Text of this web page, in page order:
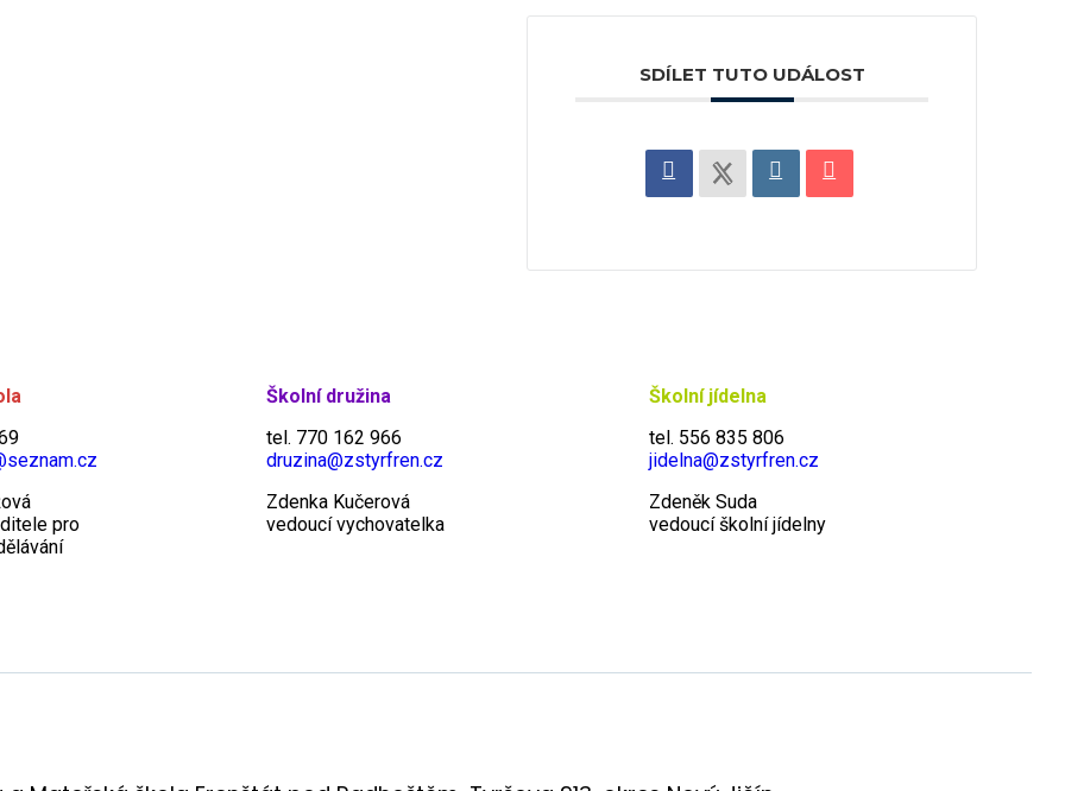
SDÍLET TUTO UDÁLOST
pro
Školní družina
tel. 770 162 966
druzina@zstyrfren.cz
Zdenka Kučerová
vedoucí vychovatelka
Školní jídelna
tel. 556 835 806
jidelna@zstyrfren.cz
Zdeněk Suda
vedoucí školní jídelny